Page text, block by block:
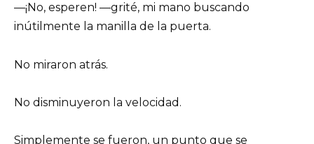
—¡No, esperen! —grité, mi mano buscando
inútilmente la manilla de la puerta.
No miraron atrás.
No disminuyeron la velocidad.
Simplemente se fueron, un punto que se